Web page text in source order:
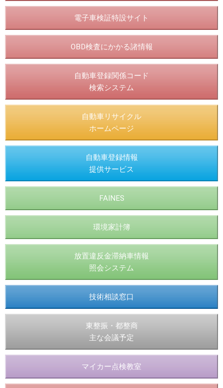
電子車検証特設サイト
OBD検査にかかる諸情報
自動車登録関係コード
検索システム
自動車リサイクル
ホームページ
自動車登録情報
提供サービス
FAINES
環境家計簿
放置違反金滞納車情報
照会システム
技術相談窓口
東整振・都整商
主な会議予定
マイカー点検教室